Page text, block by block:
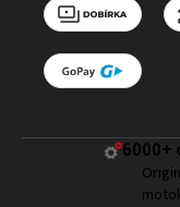
6000+